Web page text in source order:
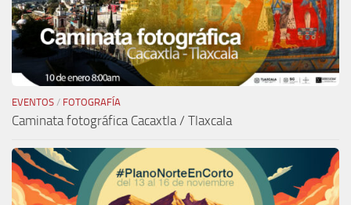
EVENTOS / FOTOGRAFÍA
Caminata fotográfica Cacaxtla / Tlaxcala